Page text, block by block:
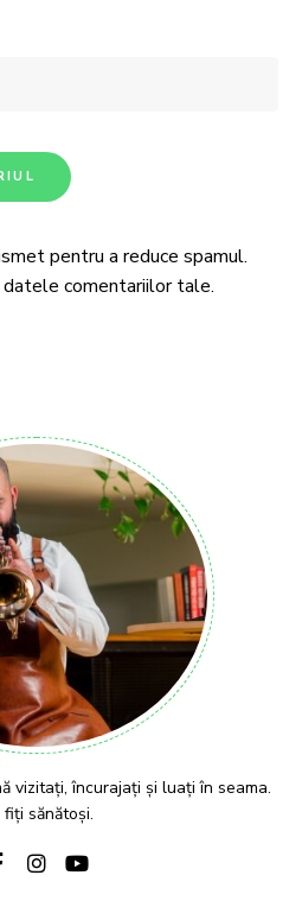
pentru a reduce spamul.
comentariilor tale.
vizitați, încurajați și luați în seama.
fiți sănătoși.